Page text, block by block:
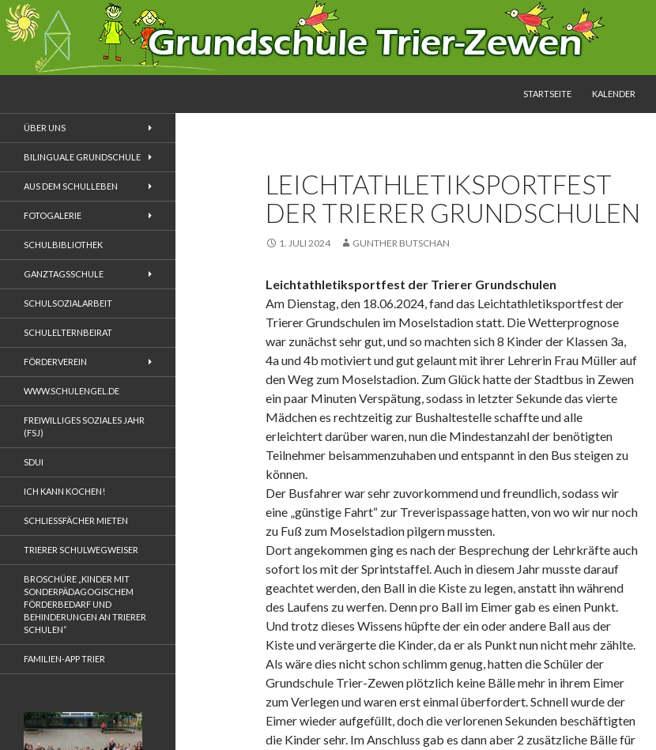
STARTSEITE
KALENDER
LEICHTATHLETIKSPORTFEST
DER TRIERER GRUNDSCHULEN
1. JULI 2024 GUNTHER BUTSCHAN
Leichtathletiksportfest der Trierer Grundschulen
Am Dienstag, den 18.06.2024, fand das Leichtathletiksportfest der
Trierer Grundschulen im Moselstadion statt. Die Wetterprognose
war zunächst sehr gut, und so machten sich 8 Kinder der Klassen 3a,
4a und 4b motiviert und gut gelaunt mit ihrer Lehrerin Frau Müller auf
den Weg zum Moselstadion. Zum Glück hatte der Stadtbus in Zewen
ein paar Minuten Verspätung, sodass in letzter Sekunde das vierte
Mädchen es rechtzeitig zur Bushaltestelle schaffte und alle
erleichtert darüber waren, nun die Mindestanzahl der benötigten
Teilnehmer beisammenzuhaben und entspannt in den Bus steigen zu
können.
Der Busfahrer war sehr zuvorkommend und freundlich, sodass wir
eine „günstige Fahrt“ zur Treverispassage hatten, von wo wir nur noch
zu Fuß zum Moselstadion pilgern mussten.
Dort angekommen ging es nach der Besprechung der Lehrkräfte auch
sofort los mit der Sprintstaffel. Auch in diesem Jahr musste darauf
geachtet werden, den Ball in die Kiste zu legen, anstatt ihn während
des Laufens zu werfen. Denn pro Ball im Eimer gab es einen Punkt.
Und trotz dieses Wissens hüpfte der ein oder andere Ball aus der
Kiste und verärgerte die Kinder, da er als Punkt nun nicht mehr zählte.
Als wäre dies nicht schon schlimm genug, hatten die Schüler der
Grundschule Trier-Zewen plötzlich keine Bälle mehr in ihrem Eimer
zum Verlegen und waren erst einmal überfordert. Schnell wurde der
Eimer wieder aufgefüllt, doch die verlorenen Sekunden beschäftigten
die Kinder sehr. Im Anschluss gab es dann aber 2 zusätzliche Bälle für
ÜBER UNS
BILINGUALE GRUNDSCHULE
AUS DEM SCHULLEBEN
FOTOGALERIE
SCHULBIBLIOTHEK
GANZTAGSSCHULE
SCHULSOZIALARBEIT
SCHULELTERNBEIRAT
FÖRDERVEREIN
WWW.SCHULENGEL.DE
FREIWILLIGES SOZIALES JAHR
(FSJ)
SDUI
ICH KANN KOCHEN!
SCHLIESSFÄCHER MIETEN
TRIERER SCHULWEGWEISER
BROSCHÜRE „KINDER MIT
SONDERPÄDAGOGISCHEM
FÖRDERBEDARF UND
BEHINDERUNGEN AN TRIERER
SCHULEN“
FAMILIEN-APP TRIER